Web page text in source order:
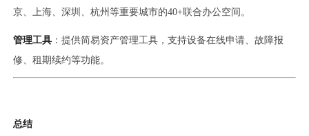
京、上海、深圳、杭州等重要城市的40+联合办公空间。
管理工具 ：提供简易资产管理工具，支持设备在线申请、故障报
修、租期续约等功能。
总结